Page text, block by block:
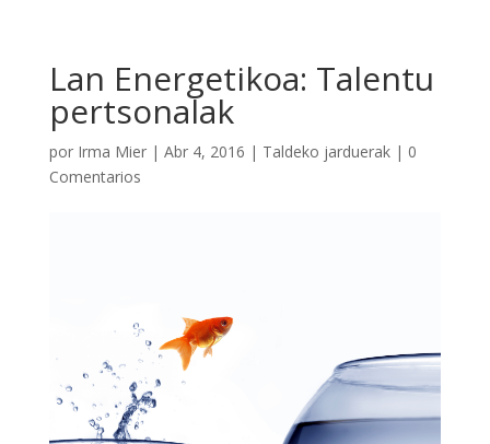
Lan Energetikoa: Talentu
pertsonalak
por Irma Mier| Abr 4, 2016 | Taldeko jarduerak| 0
Comentarios